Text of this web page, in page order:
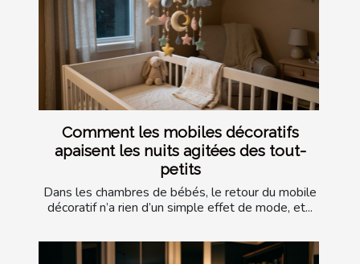
Comment les mobiles décoratifs
apaisent les nuits agitées des tout-
petits
Dans les chambres de bébés, le retour du mobile
décoratif n’a rien d’un simple effet de mode, et...